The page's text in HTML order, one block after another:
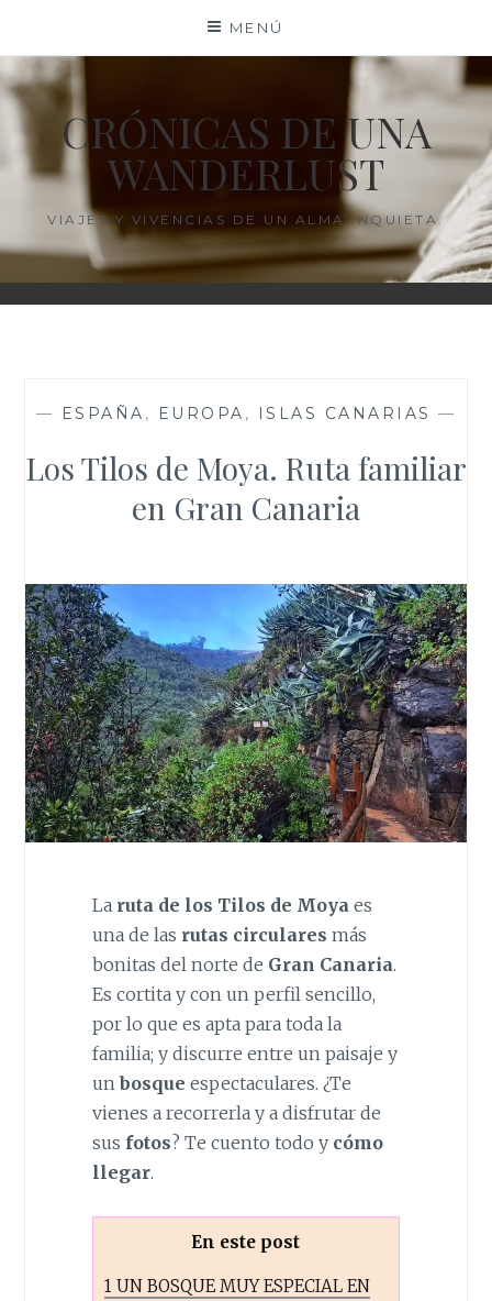
contenido
MENÚ
CRÓNICAS DE UNA
WANDERLUST
VIAJES Y VIVENCIAS DE UN ALMA INQUIETA.
— ESPAÑA , EUROPA , ISLAS CANARIAS —
Los Tilos de Moya. Ruta familiar
en Gran Canaria
La ruta de los Tilos de Moyaes
una de las rutas circulares más
bonitas del norte de Gran Canaria.
Es cortita y con un perfil sencillo,
por lo que es apta para toda la
familia; y discurre entre un paisaje y
un bosque espectaculares. ¿Te
vienes a recorrerla y a disfrutar de
sus fotos? Te cuento todo y cómo
llegar.
En este post
1 UN BOSQUE MUY ESPECIAL EN